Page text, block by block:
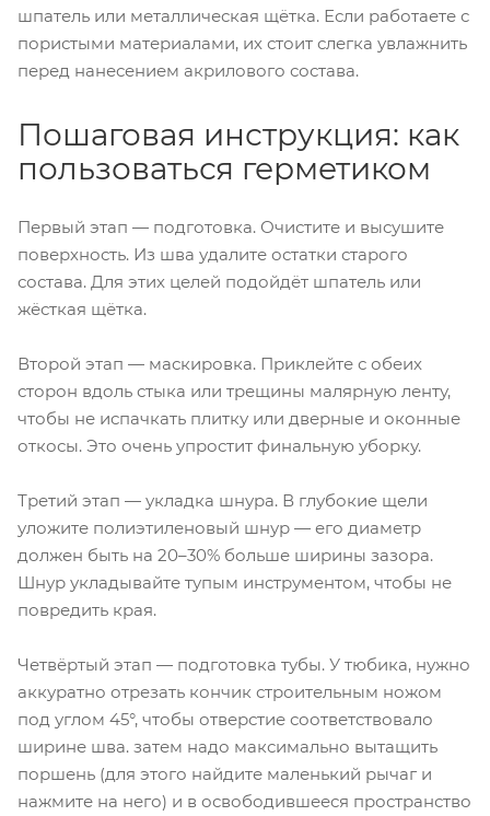
шпатель или металлическая щётка. Если работаете с
пористыми материалами, их стоит слегка увлажнить
перед нанесением акрилового состава.
Пошаговая инструкция: как
пользоваться герметиком
Первый этап — подготовка. Очистите и высушите
поверхность. Из шва удалите остатки старого
состава. Для этих целей подойдёт шпатель или
жёсткая щётка.
Второй этап — маскировка. Приклейте с обеих
сторон вдоль стыка или трещины малярную ленту,
чтобы не испачкать плитку или дверные и оконные
откосы. Это очень упростит финальную уборку.
Третий этап — укладка шнура. В глубокие щели
уложите полиэтиленовый шнур — его диаметр
должен быть на 20–30% больше ширины зазора.
Шнур укладывайте тупым инструментом, чтобы не
повредить края.
Четвёртый этап — подготовка тубы. У тюбика, нужно
аккуратно отрезать кончик строительным ножом
под углом 45°, чтобы отверстие соответствовало
ширине шва. затем надо максимально вытащить
поршень (для этого найдите маленький рычаг и
нажмите на него) и в освободившееся пространство